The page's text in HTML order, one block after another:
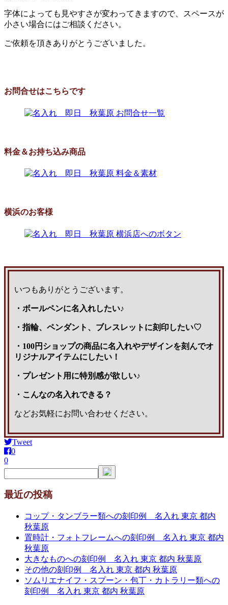
字体によっても見やすさが変わってきますので、スペースが
小さい場合にはご相談ください。
ご依頼を頂きありがとうございました。
お問合せはこちらです
料金＆お持ち込み商品
横浜のお客様
いつもありがとうございます。
・ボールペンに名入れしたい♪
・指輪、ペンダント、ブレスレットに刻印したい♡
・100円ショップの商品に名入れやデザインを刻んでオ
リジナルアイテムにしたい！
・プレゼント用に特別感が欲しい♪
・こんなの名入れできる？
などお気軽にお問い合わせください。
Tweet
0
0
最近の投稿
コップ・タンブラー類への刻印例 名入れ 東京 都内
秋葉原
置時計・フォトフレームへの刻印例 名入れ 東京 都内
秋葉原
大きなものへの刻印例 名入れ 東京 都内 秋葉原
その他の刻印例 名入れ 東京 都内 秋葉原
ソムリエナイフ・スプーン・包丁・カトラリー類への
刻印例 名入れ 東京 都内 秋葉原